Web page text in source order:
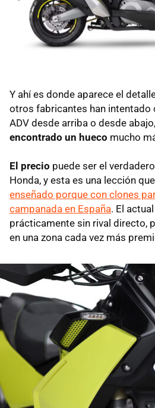
Y ahí es donde aparece el
otros fabricantes han intentado
ADV desde arriba o desde abajo,
encontrado un hueco mucho
El precio puede ser el
Honda, y esta es una lección que
enseñado porque con clones
campanada en España. El
prácticamente sin rival directo,
en una zona cada vez más